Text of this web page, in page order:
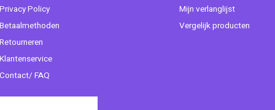
Privacy Policy
Betaalmethoden
Retourneren
Klantenservice
Contact/ FAQ
Mijn verlanglijst
Vergelijk producten